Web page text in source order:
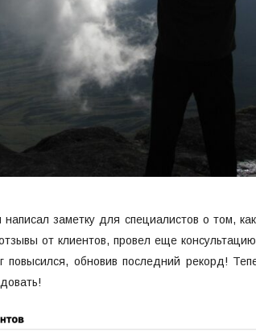
заметку для специалистов о том,
от клиентов, провел еще
повысился, обновив последний рекорд!